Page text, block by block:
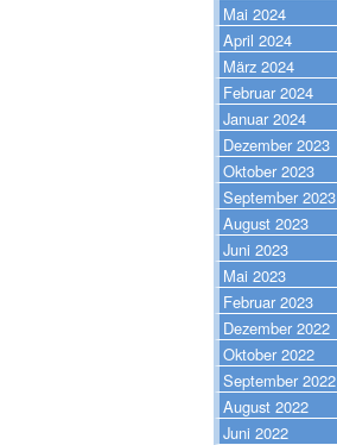
Mai 2024
April 2024
März 2024
Februar 2024
Januar 2024
Dezember 2023
Oktober 2023
September 2023
August 2023
Juni 2023
Mai 2023
Februar 2023
Dezember 2022
Oktober 2022
September 2022
August 2022
Juni 2022